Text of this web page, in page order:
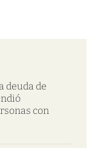
deuda de
con